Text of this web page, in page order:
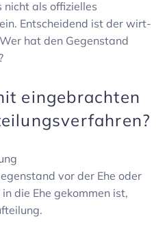
nicht als offi­zi­elles
Entschei­dend ist der wirt­
hat den Gegen­stand
einge­brachten
vor der Ehe oder
die Ehe gekommen ist,